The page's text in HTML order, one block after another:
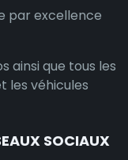
par excellence
ainsi que tous les
les véhicules
SOCIAUX